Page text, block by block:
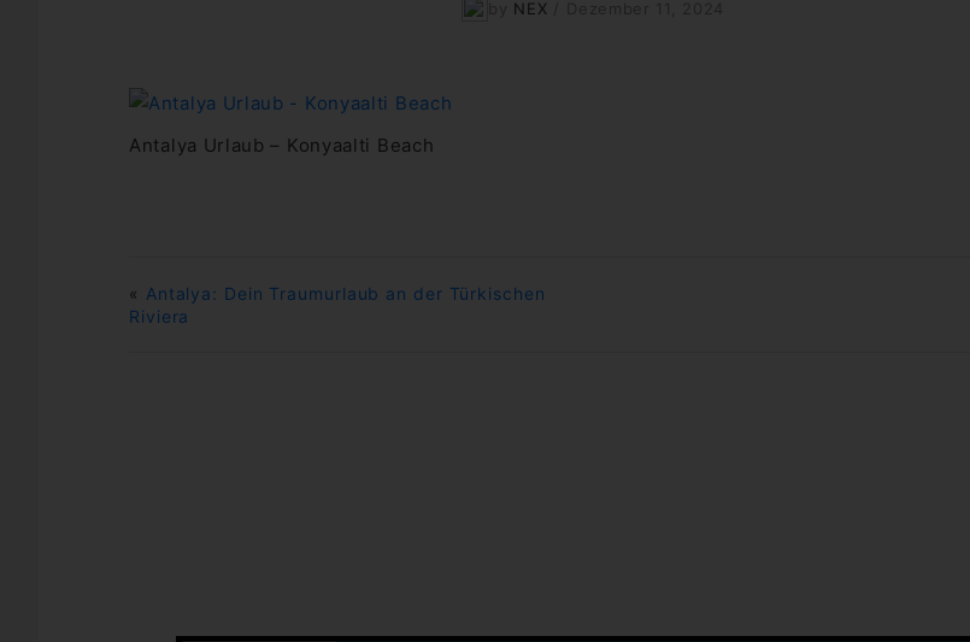
NEX
Antalya Urlaub – Konyaalti Beach
« Antalya: Dein Traumurlaub an der Türkischen
Riviera